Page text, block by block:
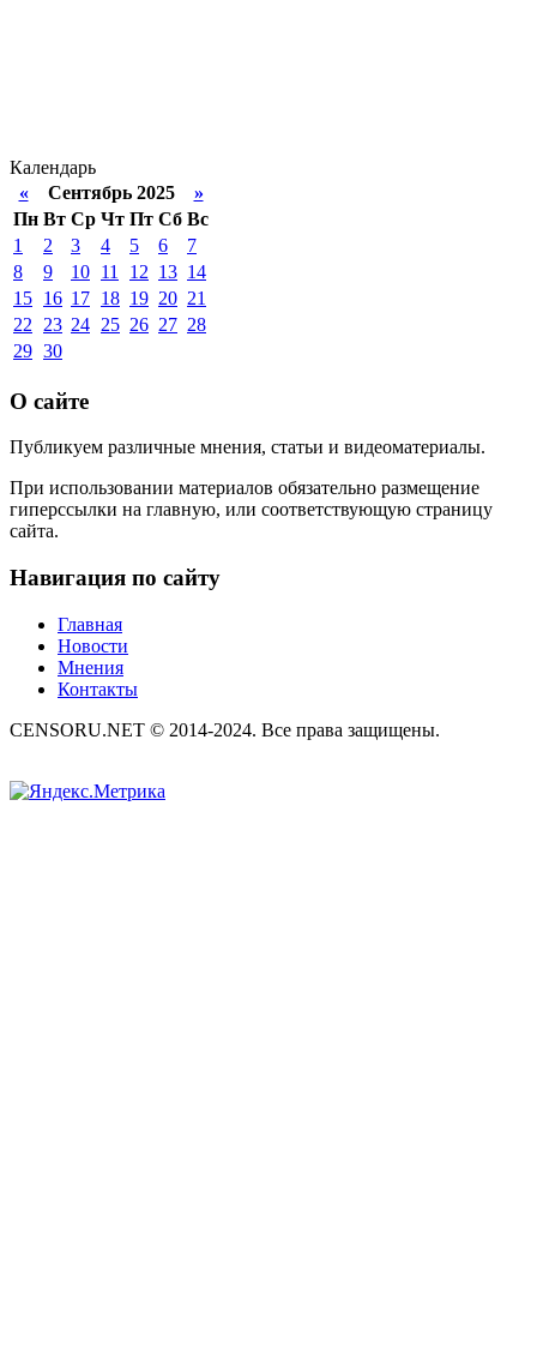
Календарь
«Сентябрь 2025 »
Пн Вт Ср Чт Пт Сб Вс
1
2 3 4 5 6
7
8
9 10 11 12 13 14
15 16 17 18 19 20 21
22
23 24 25 26 27 28
29 30
О сайте
Публикуем различные мнения, статьи и видеоматериалы.
При использовании материалов обязательно размещение
гиперссылки на главную, или соответствующую страницу
сайта.
Навигация по сайту
Главная
Новости
Мнения
Контакты
CENSORU.NET © 2014-2024. Все права защищены.